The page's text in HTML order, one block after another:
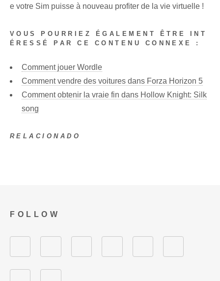
e votre Sim puisse à nouveau profiter de la vie virtuelle !
VOUS POURRIEZ ÉGALEMENT ÊTRE INT
ÉRESSÉ PAR CE CONTENU CONNEXE :
Comment jouer Wordle
Comment vendre des voitures dans Forza Horizon 5
Comment obtenir la vraie fin dans Hollow Knight: Silk
song
RELACIONADO
FOLLOW